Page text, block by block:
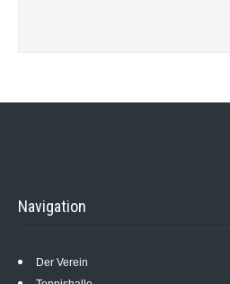
Navigation
Der Verein